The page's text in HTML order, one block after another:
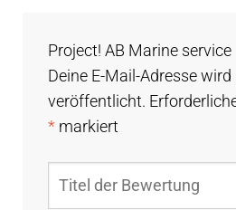
Project! AB Marine service
Deine E-Mail-Adresse
veröffentlicht.
* markiert